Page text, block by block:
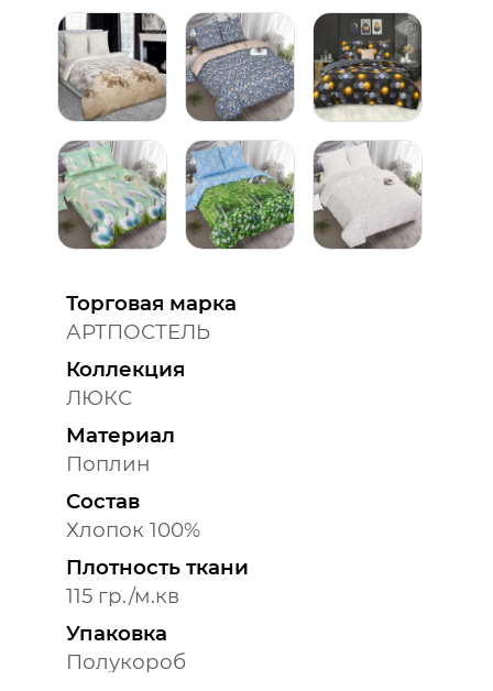
Торговая марка
АРТПОСТЕЛЬ
Коллекция
ЛЮКС
Материал
Поплин
Состав
Хлопок 100%
Плотность ткани
115 гр./м.кв
Упаковка
Полукороб